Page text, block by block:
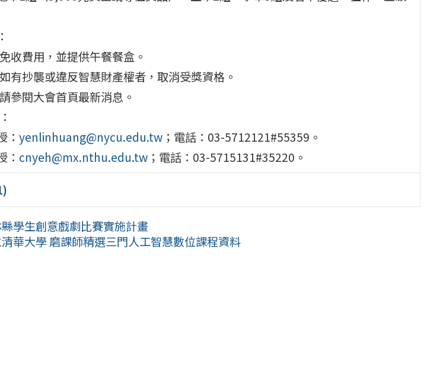
收費用，並提供午餐餐盒。
有抄襲或違反智慧財產權者，取消受獎資格。
參閱大會首頁最新消息。
： yenlinhuang@nycu.edu.tw；電話：03-5712121#55359。
： cnyeh@mx.nthu.edu.tw；電話：03-5715131#35220。
學生創意戲劇比賽實施計畫
華大學 磨課師精選三門人工智慧數位課程資料